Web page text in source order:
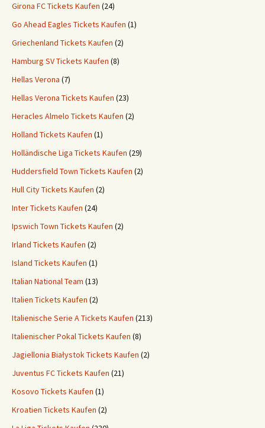
Girona FC Tickets Kaufen (24)
Go Ahead Eagles Tickets Kaufen (1)
Griechenland Tickets Kaufen (2)
Hamburg SV Tickets Kaufen (8)
Hellas Verona (7)
Hellas Verona Tickets Kaufen (23)
Heracles Almelo Tickets Kaufen (2)
Holland Tickets Kaufen (1)
Holländische Liga Tickets Kaufen (29)
Huddersfield Town Tickets Kaufen (2)
Hull City Tickets Kaufen (2)
Inter Tickets Kaufen (24)
Ipswich Town Tickets Kaufen (2)
Irland Tickets Kaufen (2)
Island Tickets Kaufen (1)
Italian National Team (13)
Italien Tickets Kaufen (2)
Italienische Serie A Tickets Kaufen (213)
Italienischer Pokal Tickets Kaufen (8)
Jagiellonia Białystok Tickets Kaufen (2)
Juventus FC Tickets Kaufen (21)
Kosovo Tickets Kaufen (1)
Kroatien Tickets Kaufen (2)